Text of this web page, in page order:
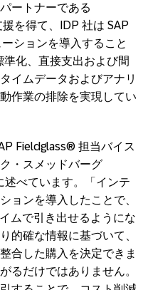
ートナーである
援を得て、IDP 社は SAP
ションを導入すること
化、直接支出および間
イムデータおよびアナリ
作業の排除を実現してい
Fieldglass® 担当バイス
・スメッドバーグ
述べています。「インテ
ョンを導入したことで、
ムで引き出せるようにな
的確な情報に基づいて、
合した購入を決定できま
るだけではありません。